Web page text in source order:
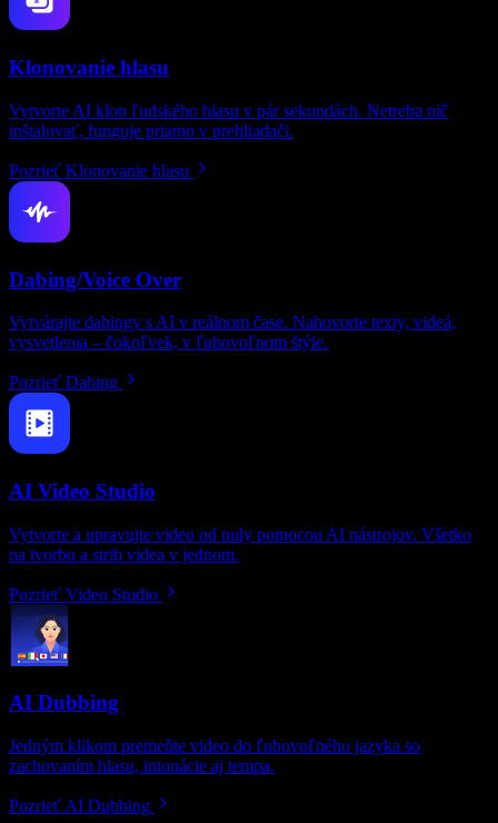
Klonovanie hlasu
Vytvorte AI klon ľudského hlasu v pár sekundách. Netreba nič
inštalovať, funguje priamo v prehliadači.
Pozrieť Klonovanie hlasu
Dabing/Voice Over
Vytvárajte dabingy s AI v reálnom čase. Nahovorte texty, videá,
vysvetlenia – čokoľvek, v ľubovoľnom štýle.
Pozrieť Dabing
AI Video Studio
Vytvorte a upravujte video od nuly pomocou AI nástrojov. Všetko
na tvorbu a strih videa v jednom.
Pozrieť Video Studio
AI Dubbing
Jedným klikom premeňte video do ľubovoľného jazyka so
zachovaním hlasu, intonácie aj tempa.
Pozrieť AI Dubbing